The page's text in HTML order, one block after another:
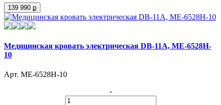
139 990 ք
Медицинская кровать электрическая DB-11А, МЕ-6528H-
10
Арт. МЕ-6528H-10
-